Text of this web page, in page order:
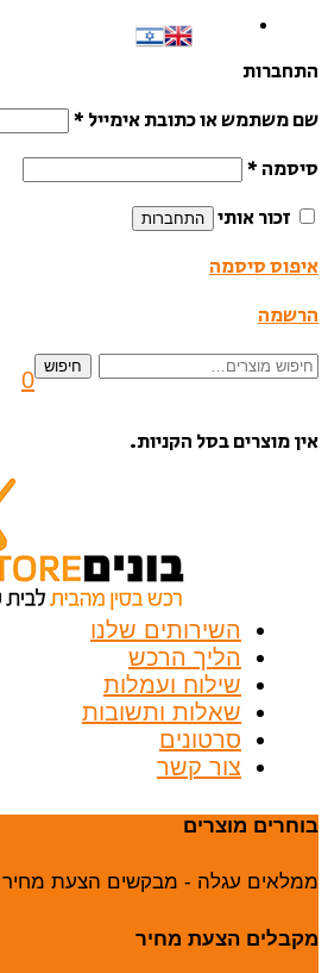
התחברות
שם משתמש או כתובת אימייל *
סיסמה *
זכור אותי
התחברות
איפוס סיסמה
הרשמה
חיפוש
חיפוש
0
אין מוצרים בסל הקניות.
השירותים שלנו
הליך הרכש
שילוח ועמלות
שאלות ותשובות
סרטונים
צור קשר
בוחרים מוצרים
ממלאים עגלה - מבקשים הצעת מחיר
מקבלים הצעת מחיר